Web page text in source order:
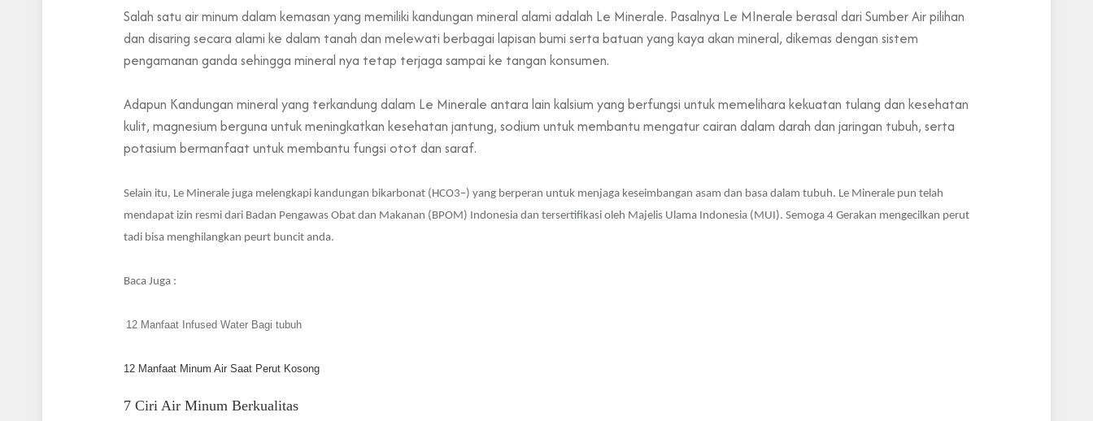
Salah satu air minum dalam kemasan yang memiliki kandungan mineral alami adalah Le Minerale. Pasalnya Le MInerale berasal dari Sumber Air pilihan
dan disaring secara alami ke dalam tanah dan melewati berbagai lapisan bumi serta batuan yang kaya akan mineral, dikemas dengan sistem
pengamanan ganda sehingga mineral nya tetap terjaga sampai ke tangan konsumen.
Adapun Kandungan mineral yang terkandung dalam Le Minerale antara lain kalsium yang berfungsi untuk memelihara kekuatan tulang dan kesehatan
kulit, magnesium berguna untuk meningkatkan kesehatan jantung, sodium untuk membantu mengatur cairan dalam darah dan jaringan tubuh, serta
potasium bermanfaat untuk membantu fungsi otot dan saraf.
Selain itu, Le Minerale juga melengkapi kandungan bikarbonat (HCO3–) yang berperan untuk menjaga keseimbangan asam dan basa dalam tubuh. Le Minerale pun telah
mendapat izin resmi dari Badan Pengawas Obat dan Makanan (BPOM) Indonesia dan tersertifikasi oleh Majelis Ulama Indonesia (MUI). Semoga 4 Gerakan mengecilkan perut
tadi bisa menghilangkan peurt buncit anda.
Baca Juga :
12 Manfaat Infused Water Bagi tubuh
12 Manfaat Minum Air Saat Perut Kosong
7 Ciri Air Minum Berkualitas